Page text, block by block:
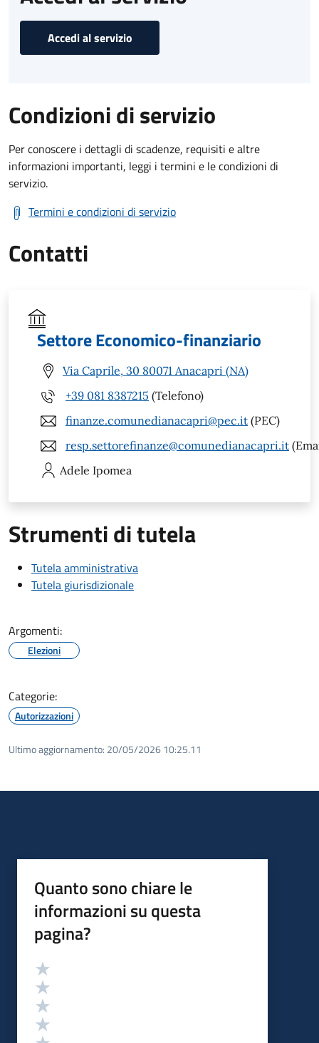
Accedi al servizio
Condizioni di servizio
Per conoscere i dettagli di scadenze, requisiti e altre
informazioni importanti, leggi i termini e le condizioni di
servizio.
Termini e condizioni di servizio
Contatti
Settore Economico-finanziario
Via Caprile, 30 80071 Anacapri (NA)
+39 081 8387215 (Telefono)
finanze.comunedianacapri@pec.it (PEC)
resp.settorefinanze@comunedianacapri.it
Adele Ipomea
Strumenti di tutela
Tutela amministrativa
Tutela giurisdizionale
Argomenti:
Elezioni
Categorie:
Autorizzazioni
Ultimo aggiornamento: 20/05/2026 10:25.11
Quanto sono chiare le
informazioni su questa
pagina?
Valutazione